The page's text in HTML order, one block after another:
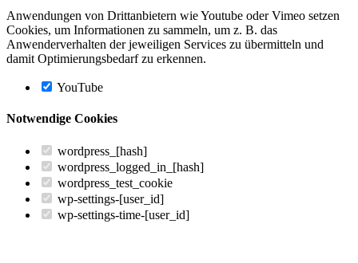
Anwendungen von Drittanbietern wie Youtube oder Vimeo setzen
Cookies, um Informationen zu sammeln, um z. B. das
Anwenderverhalten der jeweiligen Services zu übermitteln und
damit Optimierungsbedarf zu erkennen.
YouTube
Notwendige Cookies
wordpress_[hash]
wordpress_logged_in_[hash]
wordpress_test_cookie
wp-settings-[user_id]
wp-settings-time-[user_id]